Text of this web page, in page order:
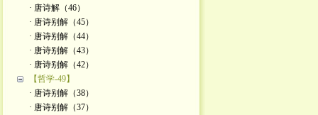
· 唐诗解（46）
· 唐诗别解（45）
· 唐诗别解（44）
· 唐诗别解（43）
· 唐诗别解（42）
【哲学-49】
· 唐诗别解（38）
· 唐诗别解（37）